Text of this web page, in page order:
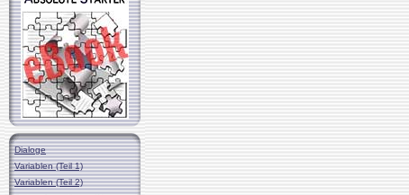
Dialoge
Variablen (Teil 1)
Variablen (Teil 2)